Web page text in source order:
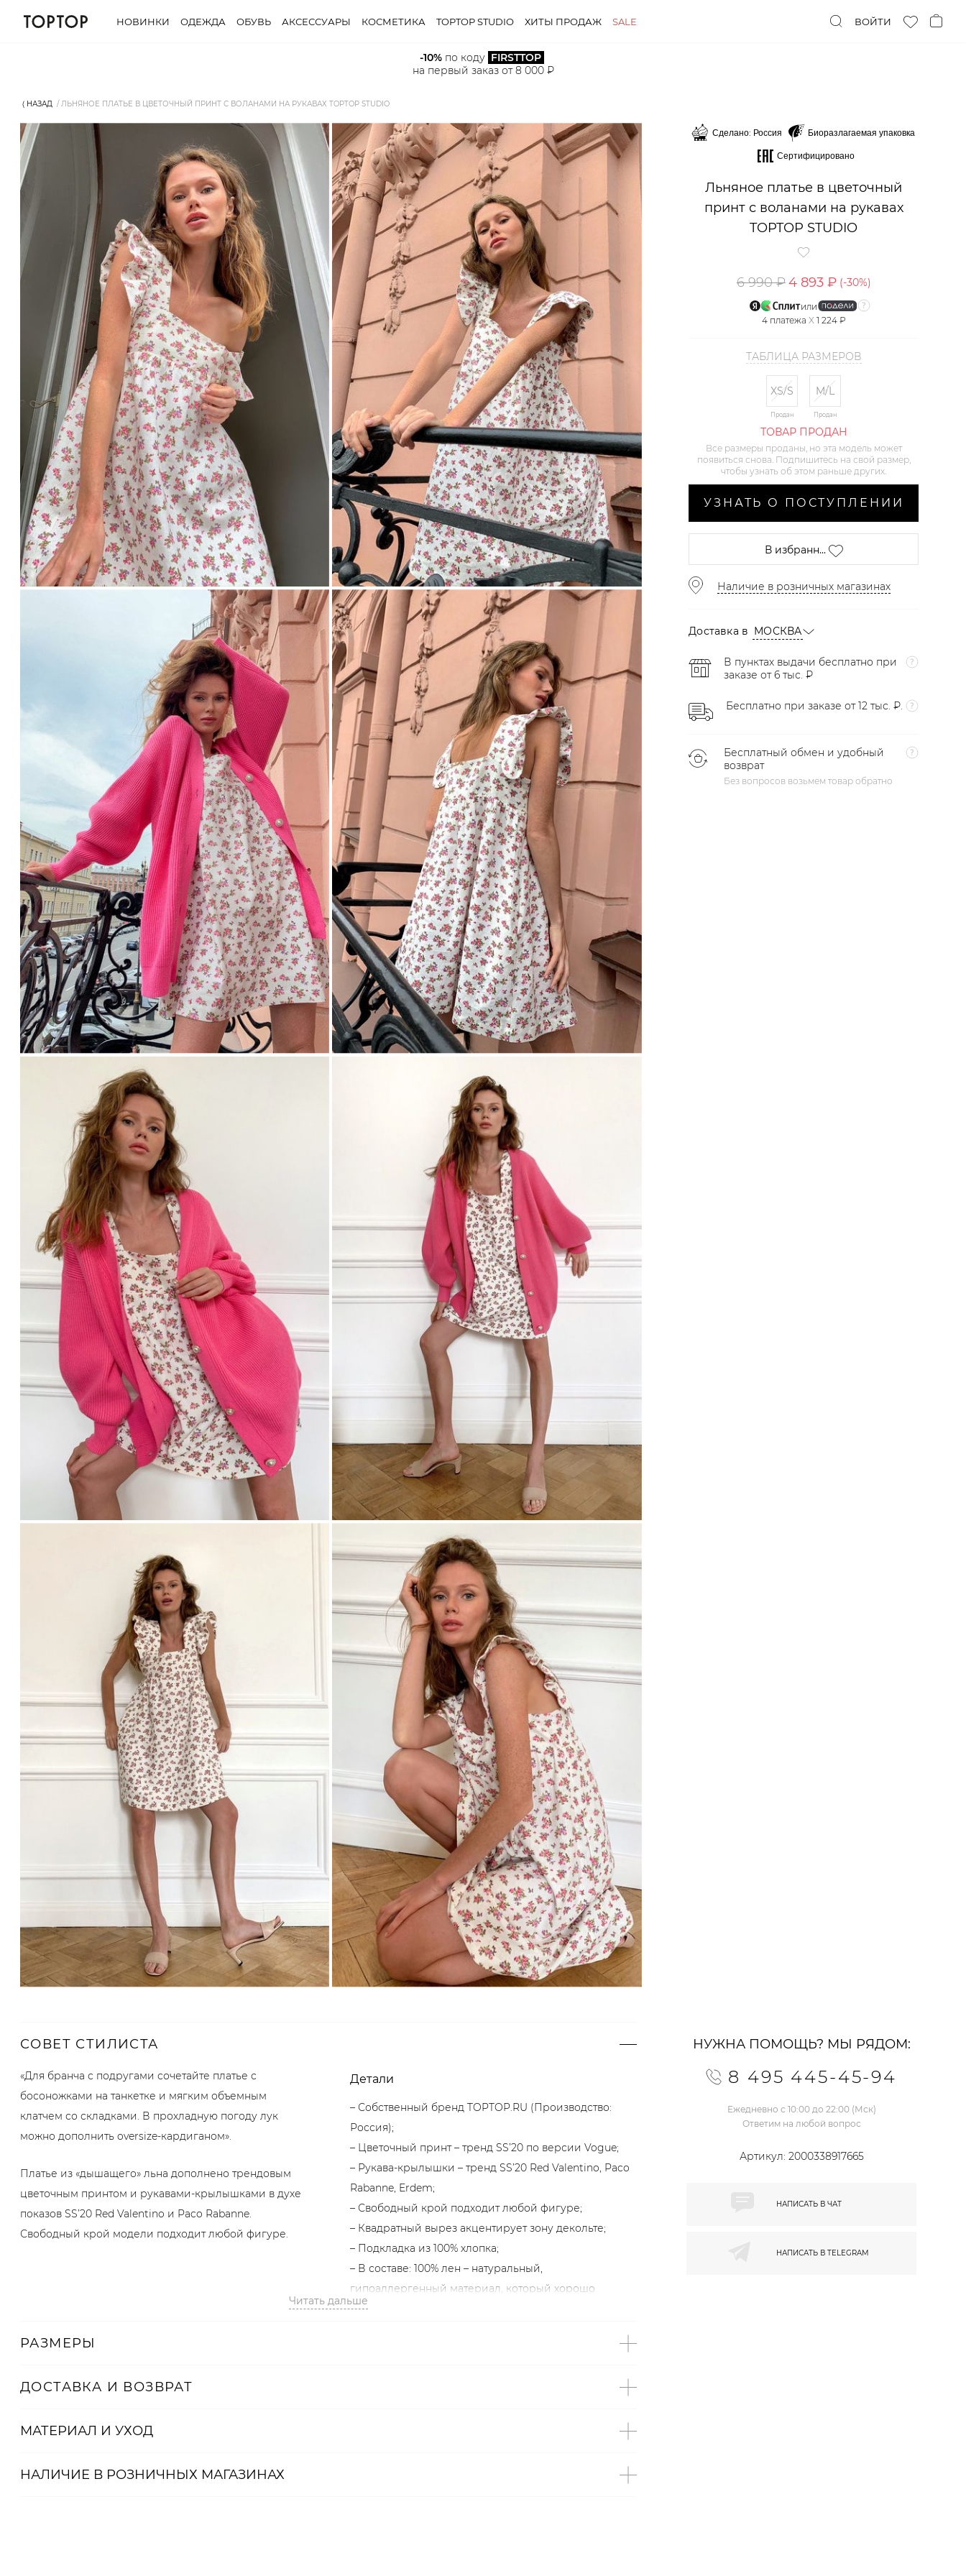
НОВИНКИ ОДЕЖДА ОБУВЬ АКСЕССУАРЫ КОСМЕТИКА TOPTOP STUDIO ХИТЫ ПРОДАЖ SALE ВОЙТИ
-10% по коду FIRSTTOP
на первый заказ от 8 000 ₽
⟨ НАЗАД ЛЬНЯНОЕ ПЛАТЬЕ В ЦВЕТОЧНЫЙ ПРИНТ С ВОЛАНАМИ НА РУКАВАХ TOPTOP STUDIO
Сделано: Россия
Биоразлагаемая упаковка
Сертифицировано
Льняное платье в цветочный
принт с воланами на рукавах
TOPTOP STUDIO
6 990 ₽4 893 ₽ (-30%)
или
4 платежа X 1 224 ₽
ТАБЛИЦА РАЗМЕРОВ
XS/S
Продан
M/L
Продан
ТОВАР ПРОДАН
Все размеры проданы, но эта модель может
появиться снова. Подпишитесь на свой размер,
чтобы узнать об этом раньше других.
УЗНАТЬ О ПОСТУПЛЕНИИ
В избранн...
Наличие в розничных магазинах
Доставка в МОСКВА
В пунктах выдачи бесплатно при
заказе от 6 тыс. ₽
Бесплатно при заказе от 12 тыс. ₽.
Бесплатный обмен и удобный
возврат
Без вопросов возьмем товар обратно
СОВЕТ СТИЛИСТА
«Для бранча с подругами сочетайте платье с
босоножками на танкетке и мягким объемным
клатчем со складками. В прохладную погоду лук
можно дополнить oversize-кардиганом».
Платье из «дышащего» льна дополнено трендовым
цветочным принтом и рукавами-крылышками в духе
показов SS’20 Red Valentino и Paco Rabanne.
Свободный крой модели подходит любой фигуре.
2000338917665
Детали
– Собственный бренд TOPTOP.RU (Производство:
Россия);
– Цветочный принт – тренд SS’20 по версии Vogue;
– Рукава-крылышки – тренд SS’20 Red Valentino, Paco
Rabanne, Erdem;
– Свободный крой подходит любой фигуре;
– Квадратный вырез акцентирует зону декольте;
– Подкладка из 100% хлопка;
– В составе: 100% лен – натуральный,
гипоаллергенный материал, который хорошо
«дышит».
Читать дальше
РАЗМЕРЫ
ДОСТАВКА И ВОЗВРАТ
МАТЕРИАЛ И УХОД
НАЛИЧИЕ В РОЗНИЧНЫХ МАГАЗИНАХ
НУЖНА ПОМОЩЬ? МЫ РЯДОМ:
8 495 445-45-94
Ежедневно с 10:00 до 22:00 (Мск)
Ответим на любой вопрос
Артикул: 2000338917665
НАПИСАТЬ В ЧАТ
НАПИСАТЬ В TELEGRAM